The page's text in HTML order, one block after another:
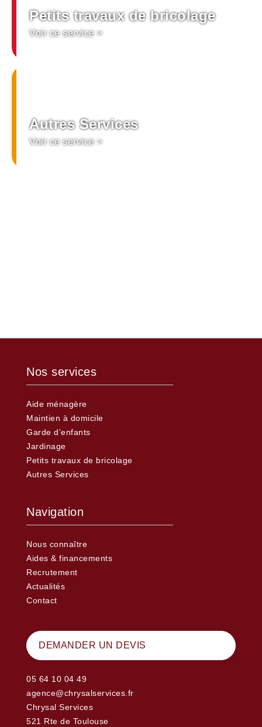
Petits travaux de bricolage
Voir ce service >
Autres Services
Voir ce service >
Nos services
Aide ménagère
Maintien à domicile
Garde d’enfants
Jardinage
Petits travaux de bricolage
Autres Services
Navigation
Nous connaître
Aides & financements
Recrutement
Actualités
Contact
DEMANDER UN DEVIS
05 64 10 04 49
agence@chrysalservices.fr
Chrysal Services
521 Rte de Toulouse